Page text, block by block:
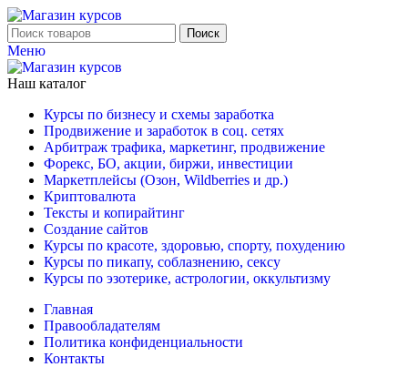
Поиск
Меню
Наш каталог
Курсы по бизнесу и схемы заработка
Продвижение и заработок в соц. сетях
Арбитраж трафика, маркетинг, продвижение
Форекс, БО, акции, биржи, инвестиции
Маркетплейсы (Озон, Wildberries и др.)
Криптовалюта
Тексты и копирайтинг
Создание сайтов
Курсы по красоте, здоровью, спорту, похудению
Курсы по пикапу, соблазнению, сексу
Курсы по эзотерике, астрологии, оккультизму
Главная
Правообладателям
Политика конфиденциальности
Контакты